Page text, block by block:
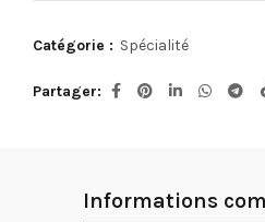
Catégorie : Spécialité
Partager
Informations